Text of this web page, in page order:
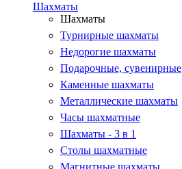
Шахматы
Шахматы
Турнирные шахматы
Недорогие шахматы
Подарочные, сувенирные
Каменные шахматы
Металлические шахматы
Часы шахматные
Шахматы - 3 в 1
Столы шахматные